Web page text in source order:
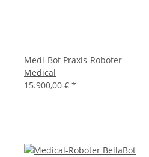
Medi-Bot Praxis-Roboter
Medical
15.900,00 € *